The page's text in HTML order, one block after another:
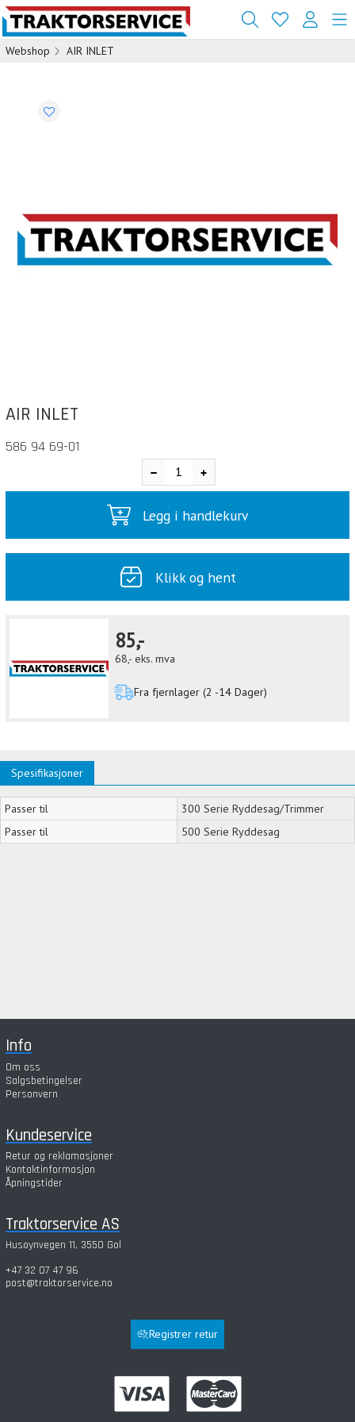
Webshop AIR INLET
AIR INLET
586 94 69-01
Legg i handlekurv
Klikk og hent
85,-
68,- eks. mva
Fra fjernlager (2 -14 Dager)
Spesifikasjoner
Passer til
300 Serie Ryddesag/Trimmer
Passer til
500 Serie Ryddesag
Info
Om oss
Salgsbetingelser
Personvern
Kundeservice
Retur og reklamasjoner
Kontaktinformasjon
Åpningstider
Traktorservice AS
Husøynvegen 11, 3550 Gol
+47 32 07 47 96
post@traktorservice.no
Registrer retur